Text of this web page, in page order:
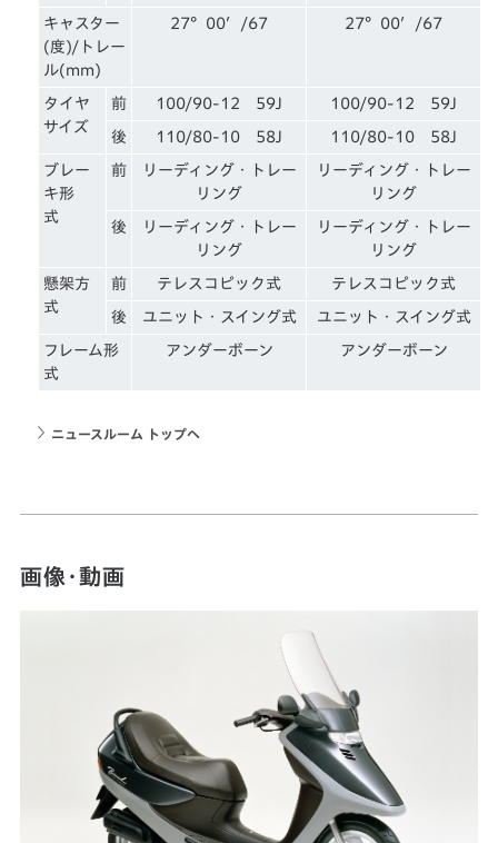
キャスター
(度)/トレー
ル(mm)
27°00′/67 27°00′/67
タイヤ
サイズ
前 100/90-12 59J 100/90-12 59J
後 110/80-10 58J 110/80-10 58J
ブレー
キ形
式
前
リーディング・トレー
リング
リーディング・トレー
リング
後
リーディング・トレー
リング
リーディング・トレー
リング
懸架方
式
前 テレスコピック式 テレスコピック式
後 ユニット・スイング式 ユニット・スイング式
フレーム形
式
アンダーボーン アンダーボーン
ニュースルーム トップへ
画像・動画